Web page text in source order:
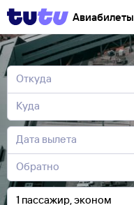
Авиабилеты